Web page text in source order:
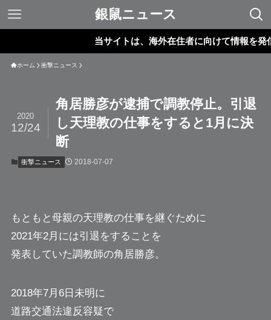
銀鼠ニュース
当サイトは、海外在住者に向けて情報を発信して
ホーム 衝撃ニュース
角居勝彦が逮捕で調教停止。引退
し天理教の仕事をすると1月に決
断
2020
12/24
衝撃ニュース 2018-07-07
もともと母親の天理教の仕事を継ぐために
2021年2月には引退をすることを
発表していた調教師の角居勝彦。
2018年7月6日未明に
道路交通法違反容疑で